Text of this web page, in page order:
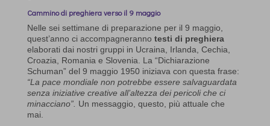
Cammino di preghiera verso il 9 maggio
Nelle sei settimane di preparazione per il 9 maggio,
quest’anno ci accompagneranno testi di preghiera
elaborati dai nostri gruppi in Ucraina, Irlanda, Cechia,
Croazia, Romania e Slovenia. La “Dichiarazione
Schuman” del 9 maggio 1950 iniziava con questa frase:
“La pace mondiale non potrebbe essere salvaguardata
senza iniziative creative all’altezza dei pericoli che ci
minacciano”. Un messaggio, questo, più attuale che
mai.